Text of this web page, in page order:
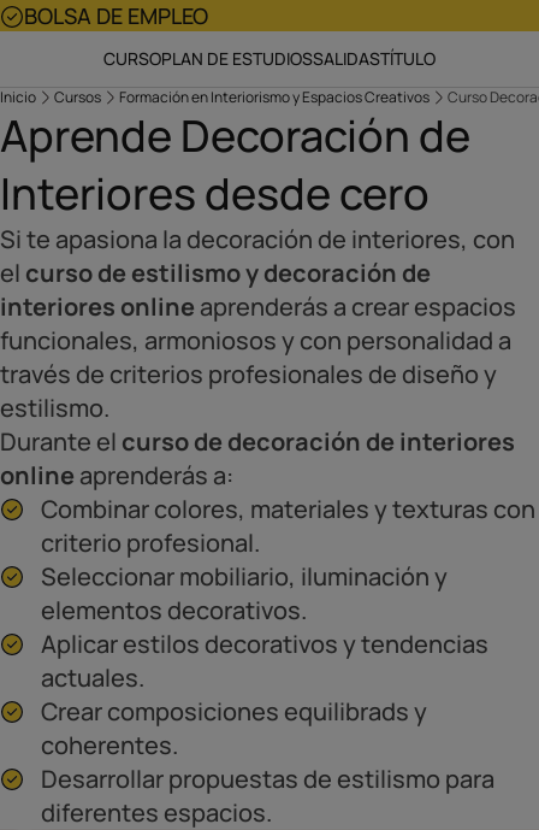
BOLSA DE EMPLEO
CURSOPLAN DE ESTUDIOSSALIDASTÍTULO
Inicio Cursos Formación en Interiorismo y Espacios Creativos Curso
Aprende Decoración de
Interiores desde cero
Si te apasiona la decoración de interiores, con
el curso de estilismo y decoración de
interiores online aprenderás a crear espacios
funcionales, armoniosos y con personalidad a
través de criterios profesionales de diseño y
estilismo.
Durante el curso de decoración de interiores
online aprenderás a:
Combinar colores, materiales y texturas con
criterio profesional.
Seleccionar mobiliario, iluminación y
elementos decorativos.
Aplicar estilos decorativos y tendencias
actuales.
Crear composiciones equilibrads y
coherentes.
Desarrollar propuestas de estilismo para
diferentes espacios.